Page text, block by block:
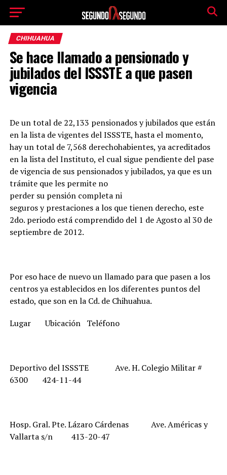
CHIHUAHUA
Se hace llamado a pensionado y
jubilados del ISSSTE a que pasen
vigencia
De un total de 22,133 pensionados y jubilados que están
en la lista de vigentes del ISSSTE, hasta el momento,
hay un total de 7,568 derechohabientes, ya acreditados
en la lista del Instituto, el cual sigue pendiente del pase
de vigencia de sus pensionados y jubilados, ya que es un
trámite que les permite no
perder su pensión completa ni
seguros y prestaciones a los que tienen derecho, este
2do. periodo está comprendido del 1 de Agosto al 30 de
septiembre de 2012.
Por eso hace de nuevo un llamado para que pasen a los
centros ya establecidos en los diferentes puntos del
estado, que son en la Cd. de Chihuahua.
Lugar Ubicación Teléfono
Deportivo del ISSSTE Ave. H. Colegio Militar #
6300 424-11-44
Hosp. Gral. Pte. Lázaro Cárdenas Ave. Américas y
Vallarta s/n 413-20-47